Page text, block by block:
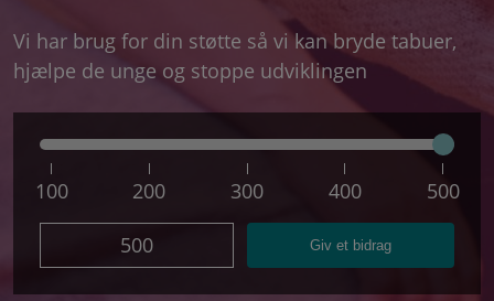
Vi har brug for din støtte så vi kan bryde tabuer,
hjælpe de unge og stoppe udviklingen
100 200 300 400 500
500 Giv et bidrag